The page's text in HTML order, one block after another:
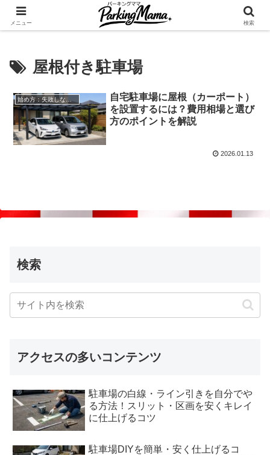
✨空き家・自宅の駐車場を貸してゆとりget🍵
屋根付き駐車場
始め方：失敗しない自宅駐車場貸し出し
自宅駐車場に屋根（カーポート）
を設置するには？費用相場と選び
方のポイントを解説
2026.01.13
検索
アクセスの多いコンテンツ
駐車場の白線・ライン引きを自分でや
る方法！スリット・区画を安くキレイ
に仕上げるコツ
駐車場DIYを簡単・安く仕上げるコ
メニュー 検索